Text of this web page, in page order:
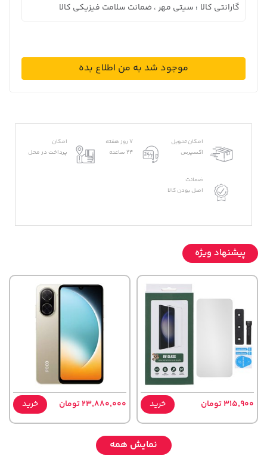
گارانتی کالا : سیتی مهر ، ضمانت سلامت فیزیکی کالا
موجود شد به من اطلاع بده
امکان تحویل
اکسپرس
7 روز هفته
24 ساعته
امکان
پرداخت در محل
ضمانت
اصل بودن کالا
پیشنهاد ویژه
315,900 تومان خرید 23,880,000 تومان خرید
نمایش همه